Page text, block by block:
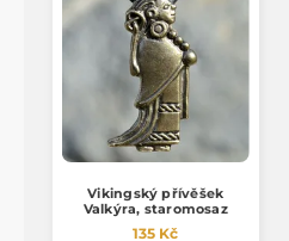
Vikingský přívěšek
Valkýra, staromosaz
135 Kč